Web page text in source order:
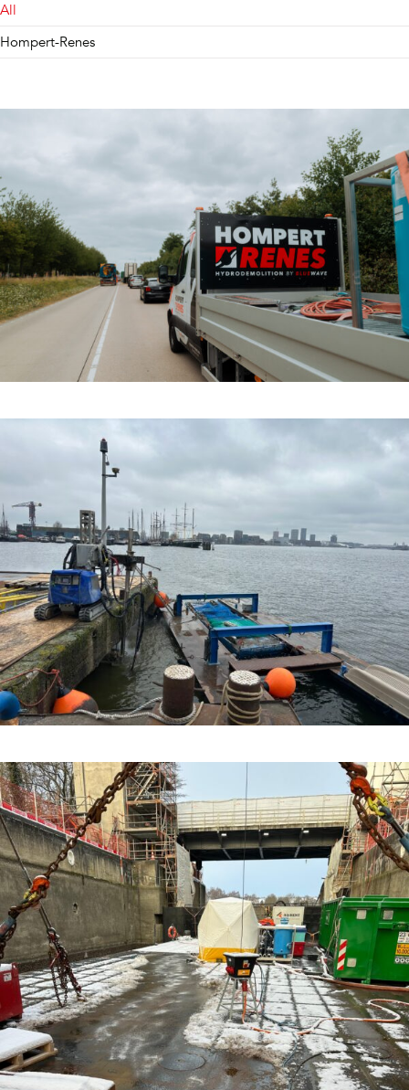
All
Hompert-Renes